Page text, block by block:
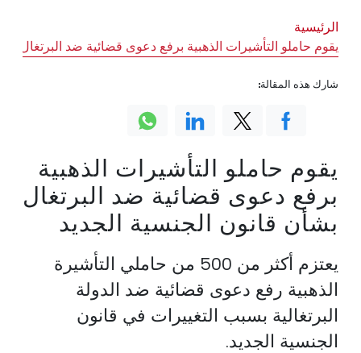
الرئيسية
يقوم حاملو التأشيرات الذهبية برفع دعوى قضائية ضد البرتغال
يقوم حاملو التأشيرات الذهبية
برفع دعوى قضائية ضد البرتغال
بشأن قانون الجنسية الجديد
يعتزم أكثر من 500 من حاملي التأشيرة
الذهبية رفع دعوى قضائية ضد الدولة
البرتغالية بسبب التغييرات في قانون
الجنسية الجديد.
شارك هذه المقالة: